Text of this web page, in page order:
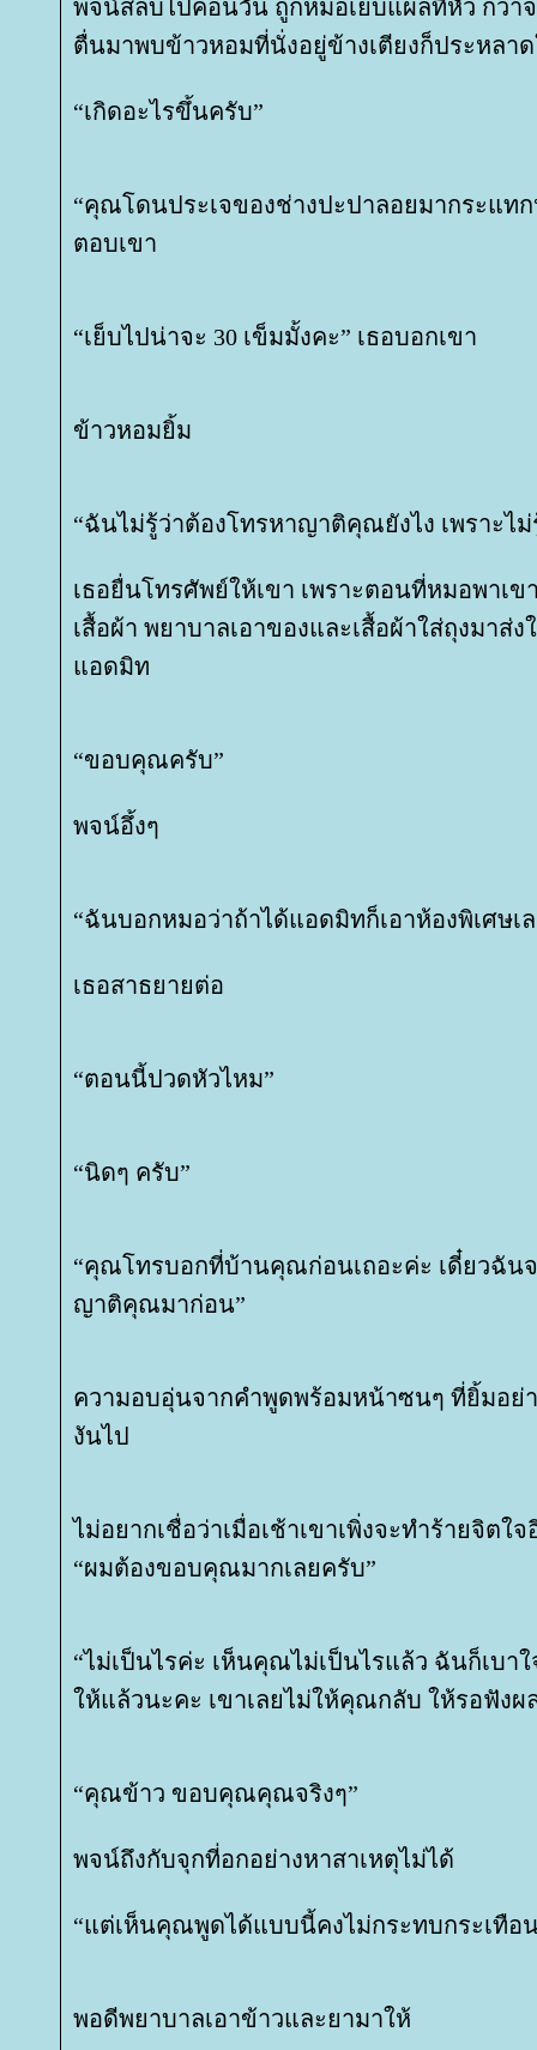
พจน์สลบไปค่อนวัน ถูกหมอเย็บแผลที่หัว กว่า
ตื่นมาพบข้าวหอมที่นั่งอยู่ข้างเตียงก็ประหลา
“เกิดอะไรขึ้นครับ”
“คุณโดนประเจของช่างปะปาลอยมากระแท
ตอบเขา
“เย็บไปน่าจะ 30 เข็มมั้งคะ” เธอบอกเขา
ข้าวหอมยิ้ม
“ฉันไม่รู้ว่าต้องโทรหาญาติคุณยังไง เพราะไ
เธอยื่นโทรศัพย์ให้เขา เพราะตอนที่หมอพาเข
เสื้อผ้า พยาบาลเอาของและเสื้อผ้าใส่ถุงมาส่ง
อดมิท
“ขอบคุณครับ”
พจน์อึ้งๆ
“ฉันบอกหมอว่าถ้าได้แอดมิทก็เอาห้องพิเศษเ
เธอสาธยายต่อ
“ตอนนี้ปวดหัวไหม”
“นิดๆ ครับ”
“คุณโทรบอกที่บ้านคุณก่อนเถอะค่ะ เดี๋ยวฉัน
ญาติคุณมาก่อน”
ความอบอุ่นจากคำพูดพร้อมหน้าซนๆ ที่ยิ้มอย่า
งันไป
ไม่อยากเชื่อว่าเมื่อเช้าเขาเพิ่งจะทำร้ายจิตใ
“ผมต้องขอบคุณมากเลยครับ”
“ไม่เป็นไรค่ะ เห็นคุณไม่เป็นไรแล้ว ฉันก็เบา
ห้แล้วนะคะ เขาเลยไม่ให้คุณกลับ ให้รอฟังผ
“คุณข้าว ขอบคุณคุณจริงๆ”
พจน์ถึงกับจุกที่อกอย่างหาสาเหตุไม่ได้
“แต่เห็นคุณพูดได้แบบนี้คงไม่กระทบกระเทือ
พอดีพยาบาลเอาข้าวและยามาให้